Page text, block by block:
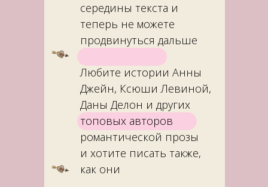
середины текста и
теперь не можете
продвинуться дальше
Любите истории Анны
Джейн, Ксюши Левиной,
Даны Делон и других
топовых авторов
романтической прозы
и хотите писать также,
как они